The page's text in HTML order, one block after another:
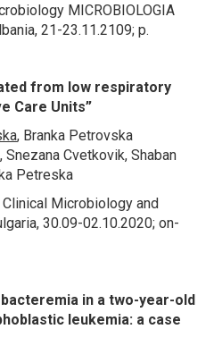
MICROBIOLOGIA
21-23.11.2109; p.
from low respiratory
Care Units”
, Branka Petrovska
Snezana Cvetkovik, Shaban
Petreska
Microbiology and
30.09-02.10.2020; on-
bacteremia in a two-year-old
leukemia: a case